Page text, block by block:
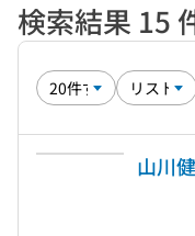
検索結果 15
山川